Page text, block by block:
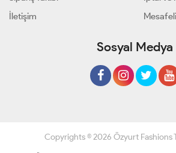
İletişim
Sosyal Medya
Copyrights © 2026 Özyurt Fashions